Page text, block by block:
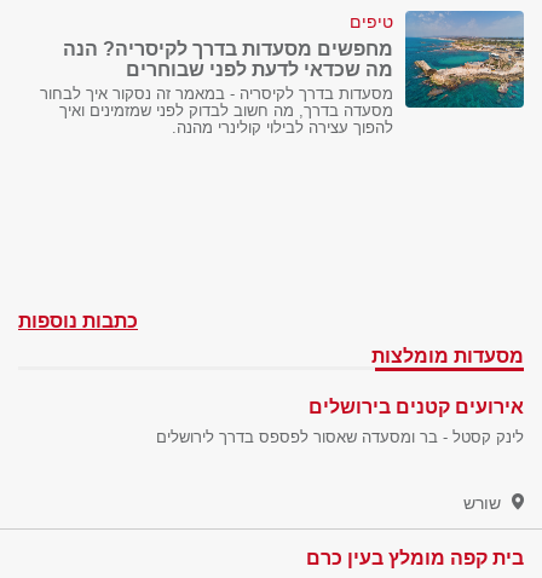
טיפים
מחפשים מסעדות בדרך לקיסריה? הנה
מה שכדאי לדעת לפני שבוחרים
מסעדות בדרך לקיסריה - במאמר זה נסקור איך לבחור
מסעדה בדרך, מה חשוב לבדוק לפני שמזמינים ואיך
להפוך עצירה לבילוי קולינרי מהנה.
כתבות נוספות
מסעדות מומלצות
אירועים קטנים בירושלים
לינק קסטל - בר ומסעדה שאסור לפספס בדרך לירושלים
שורש
בית קפה מומלץ בעין כרם